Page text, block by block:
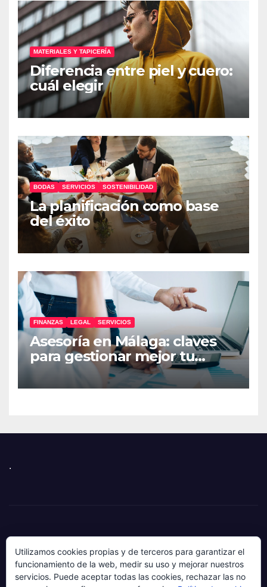
MATERIALES Y TAPICERÍA
Diferencia entre piel y cuero:
cuál elegir
BODAS SERVICIOS SOSTENIBILIDAD
La planificación como base
del éxito
FINANZAS LEGAL SERVICIOS
Asesoría en Málaga: claves
para gestionar mejor tu
empresa
.
Utilizamos cookies propias y de terceros para garantizar el
funcionamiento de la web, medir su uso y mejorar nuestros
servicios. Puede aceptar todas las cookies, rechazar las no